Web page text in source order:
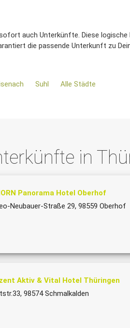
auch Unterkünfte. Diese
die passende Unterkunft zu
Suhl Alle Städte
in
Panorama Hotel Oberhof
Neubauer-Straße 29, 98559 Oberhof
Aktiv & Vital Hotel Thüringen
98574 Schmalkalden